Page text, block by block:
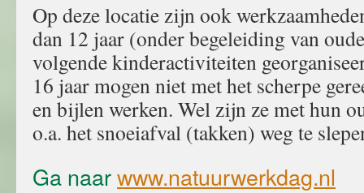
Op deze locatie zijn ook
dan 12 jaar (onder begeleiding van
volgende kinderactiviteiten
16 jaar mogen niet met het scherpe
en bijlen werken. Wel zijn ze met hun
o.a. het snoeiafval (takken) weg te
Ga naarwww.natuurwerkdag.nl